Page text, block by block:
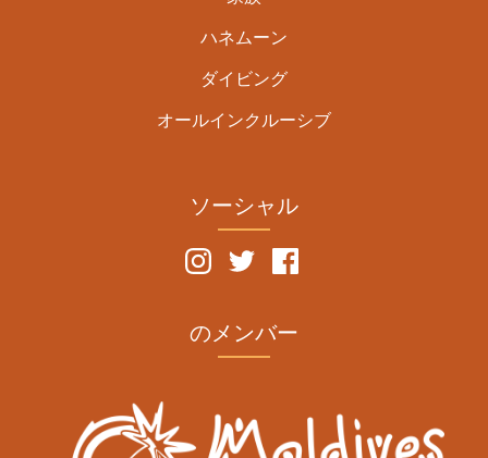
ハネムーン
ダイビング
オールインクルーシブ
ソーシャル
のメンバー